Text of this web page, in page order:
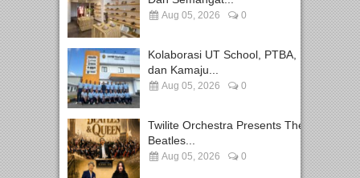
Aug 05, 2026 0
Kolaborasi UT School, PTBA,
dan Kamaju...
Aug 05, 2026 0
Twilite Orchestra Presents The
Beatles...
Aug 05, 2026 0